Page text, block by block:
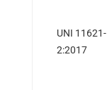
UNI 11621-
2:2017